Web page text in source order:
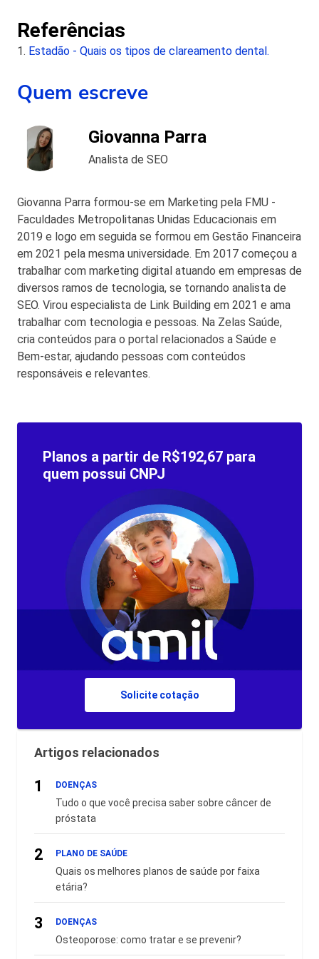
Referências
1. Estadão - Quais os tipos de clareamento dental.
Quem escreve
Giovanna Parra
Analista de SEO
Giovanna Parra formou-se em Marketing pela FMU -
Faculdades Metropolitanas Unidas Educacionais em
2019 e logo em seguida se formou em Gestão Financeira
em 2021 pela mesma universidade. Em 2017 começou a
trabalhar com marketing digital atuando em empresas de
diversos ramos de tecnologia, se tornando analista de
SEO. Virou especialista de Link Building em 2021 e ama
trabalhar com tecnologia e pessoas. Na Zelas Saúde,
cria conteúdos para o portal relacionados a Saúde e
Bem-estar, ajudando pessoas com conteúdos
responsáveis e relevantes.
Planos a partir de R$192,67 para
quem possui CNPJ
Solicite cotação
Artigos relacionados
1 DOENÇAS
Tudo o que você precisa saber sobre câncer de
próstata
2 PLANO DE SAÚDE
Quais os melhores planos de saúde por faixa
etária?
3 DOENÇAS
Osteoporose: como tratar e se prevenir?